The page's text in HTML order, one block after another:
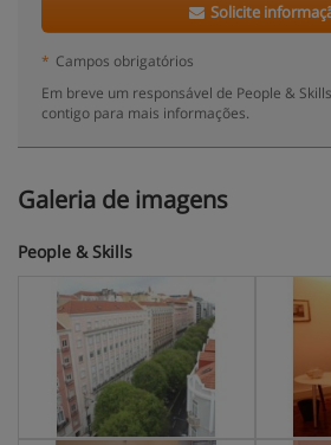
Solicite
* Campos obrigatórios
Em breve um responsável de People &
contigo para mais informações.
Galeria de imagens
People & Skills